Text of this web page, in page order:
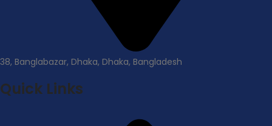
38, Banglabazar, Dhaka, Dhaka, Bangladesh
Quick Links